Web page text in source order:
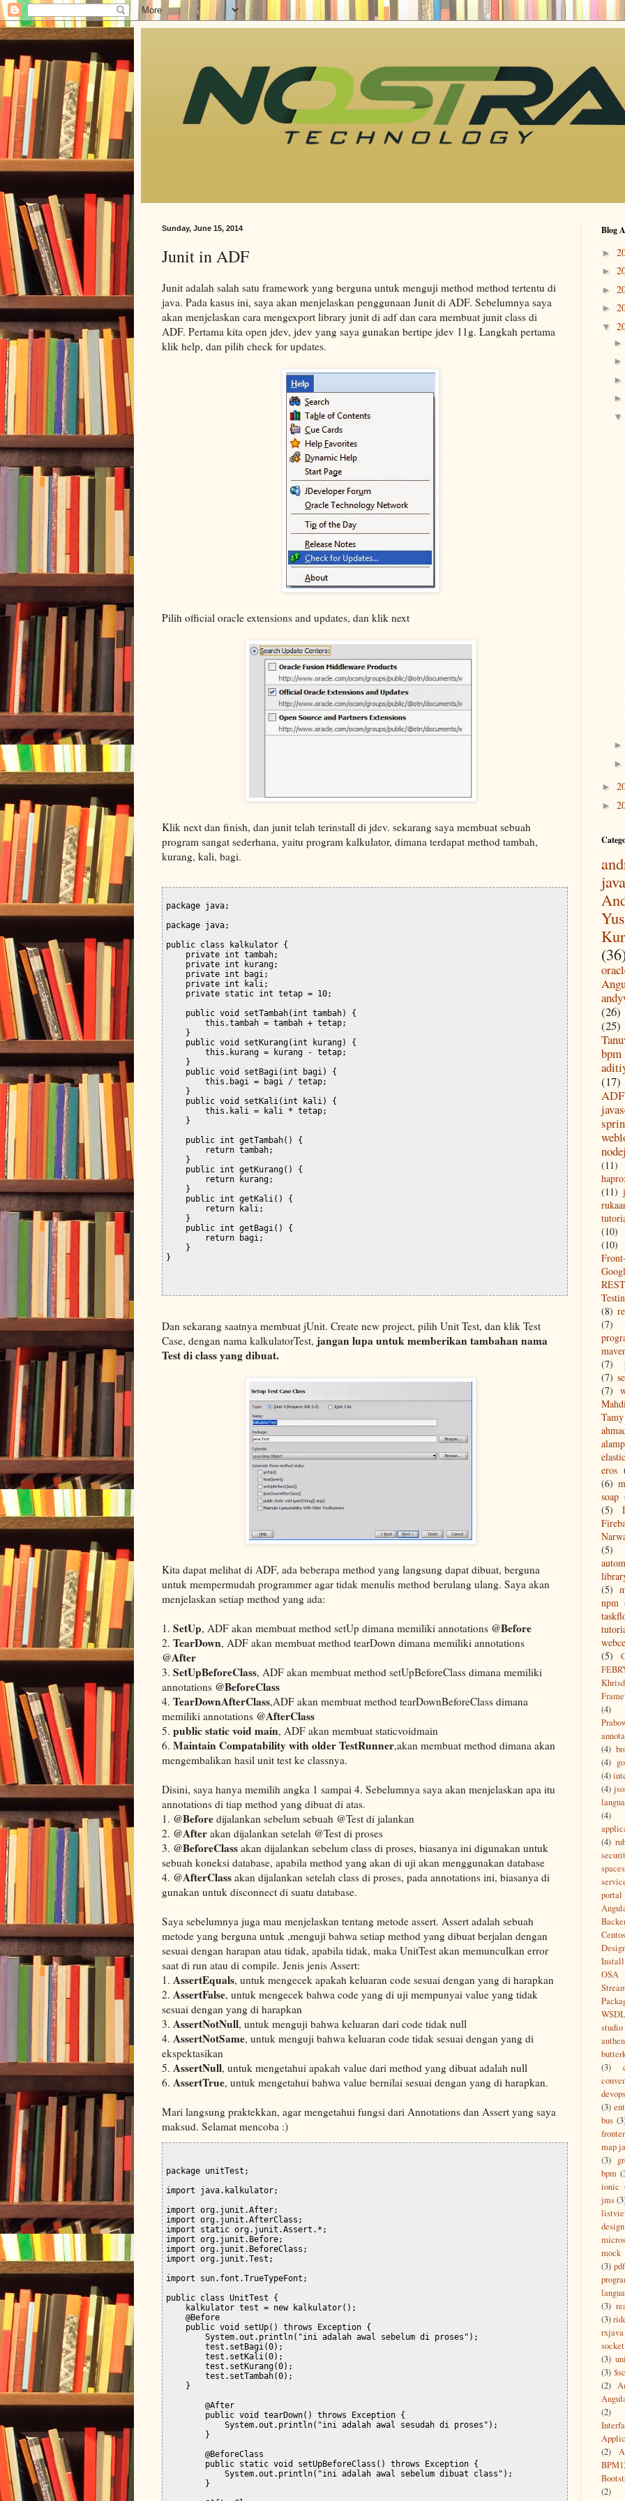
Sunday, June 15, 2014
Junit in ADF
Junit adalah salah satu framework yang berguna untuk menguji method method tertentu di
java. Pada kasus ini, saya akan menjelaskan penggunaan Junit di ADF. Sebelumnya saya
akan menjelaskan cara mengexport library junit di adf dan cara membuat junit class di
ADF. Pertama kita open jdev, jdev yang saya gunakan bertipe jdev 11g. Langkah pertama
klik help, dan pilih check for updates.
Pilih official oracle extensions and updates, dan klik next
Klik next dan finish, dan junit telah terinstall di jdev. sekarang saya membuat sebuah
program sangat sederhana, yaitu program kalkulator, dimana terdapat method tambah,
kurang, kali, bagi.
package java;
package java;
public class kalkulator {
    private int tambah;
    private int kurang;
    private int bagi;
    private int kali;
    private static int tetap = 10;
    public void setTambah(int tambah) {
        this.tambah = tambah + tetap;
    }
    public void setKurang(int kurang) {
        this.kurang = kurang - tetap;
    }
    public void setBagi(int bagi) {
        this.bagi = bagi / tetap;
    }
    public void setKali(int kali) {
        this.kali = kali * tetap;
    }
    public int getTambah() {
        return tambah;
    }
    public int getKurang() {
        return kurang;
    }
    public int getKali() {
        return kali;
    }
    public int getBagi() {
        return bagi;
    }
}
Dan sekarang saatnya membuat jUnit. Create new project, pilih Unit Test, dan klik Test
Case, dengan nama kalkulatorTest, jangan lupa untuk memberikan tambahan nama
Test di class yang dibuat.
Kita dapat melihat di ADF, ada beberapa method yang langsung dapat dibuat, berguna
untuk mempermudah programmer agar tidak menulis method berulang ulang. Saya akan
menjelaskan setiap method yang ada:
1. SetUp, ADF akan membuat method setUp dimana memiliki annotations @Before
2. TearDown, ADF akan membuat method tearDown dimana memiliki annotations
@After
3. SetUpBeforeClass, ADF akan membuat method setUpBeforeClass dimana memiliki
annotations @BeforeClass
4. TearDownAfterClass,ADF akan membuat method tearDownBeforeClass dimana
memiliki annotations @AfterClass
5. public static void main, ADF akan membuat staticvoidmain
6. Maintain Compatability with older TestRunner,akan membuat method dimana akan
mengembalikan hasil unit test ke classnya.
Disini, saya hanya memilih angka 1 sampai 4. Sebelumnya saya akan menjelaskan apa itu
annotations di tiap method yang dibuat di atas.
1. @Before dijalankan sebelum sebuah @Test di jalankan
2. @After akan dijalankan setelah @Test di proses
3. @BeforeClass akan dijalankan sebelum class di proses, biasanya ini digunakan untuk
sebuah koneksi database, apabila method yang akan di uji akan menggunakan database
4. @AfterClass akan dijalankan setelah class di proses, pada annotations ini, biasanya di
gunakan untuk disconnect di suatu database.
Saya sebelumnya juga mau menjelaskan tentang metode assert. Assert adalah sebuah
metode yang berguna untuk ,menguji bahwa setiap method yang dibuat berjalan dengan
sesuai dengan harapan atau tidak, apabila tidak, maka UnitTest akan memunculkan error
saat di run atau di compile. Jenis jenis Assert:
1. AssertEquals, untuk mengecek apakah keluaran code sesuai dengan yang di harapkan
2. AssertFalse, untuk mengecek bahwa code yang di uji mempunyai value yang tidak
sesuai dengan yang di harapkan
3. AssertNotNull, untuk menguji bahwa keluaran dari code tidak null
4. AssertNotSame, untuk menguji bahwa keluaran code tidak sesuai dengan yang di
ekspektasikan
5. AssertNull, untuk mengetahui apakah value dari method yang dibuat adalah null
6. AssertTrue, untuk mengetahui bahwa value bernilai sesuai dengan yang di harapkan.
Mari langsung praktekkan, agar mengetahui fungsi dari Annotations dan Assert yang saya
maksud. Selamat mencoba :)
package unitTest;
import java.kalkulator;
import org.junit.After;
import org.junit.AfterClass;
import static org.junit.Assert.*;
import org.junit.Before;
import org.junit.BeforeClass;
import org.junit.Test;
import sun.font.TrueTypeFont;
public class UnitTest {
    kalkulator test = new kalkulator();
    @Before
    public void setUp() throws Exception {
        System.out.println("ini adalah awal sebelum di proses");
        test.setBagi(0);
        test.setKali(0);
        test.setKurang(0);
        test.setTambah(0);
    }
        @After
        public void tearDown() throws Exception {
            System.out.println("ini adalah awal sesudah di proses");
        }
        @BeforeClass
        public static void setUpBeforeClass() throws Exception {
            System.out.println("ini adalah awal sebelum dibuat class");
        }
Blog
►
►
►
►
▼
►
►
►
►
▼
►
►
►
►
java
(26)
(25)
bpm
(17)
ADF
(11)
(11)
(10)
(10)
(8)
(7)
(7)
(7)
(7)
eros
(6)
soap
(5)
(5)
(5)
npm
(5)
(4)
(4)
(4)
(4)
(4)
(4)
(4)
spaces
portal
Install
OSA
WSDL
studio
(3)
devops
(3)
bus
map
(3)
bpm
ionic
jms
design
mock
(3) pdf
(3)
(3)
rxjava
socket
(3)
(3)
(2)
(2)
(2)
(2)